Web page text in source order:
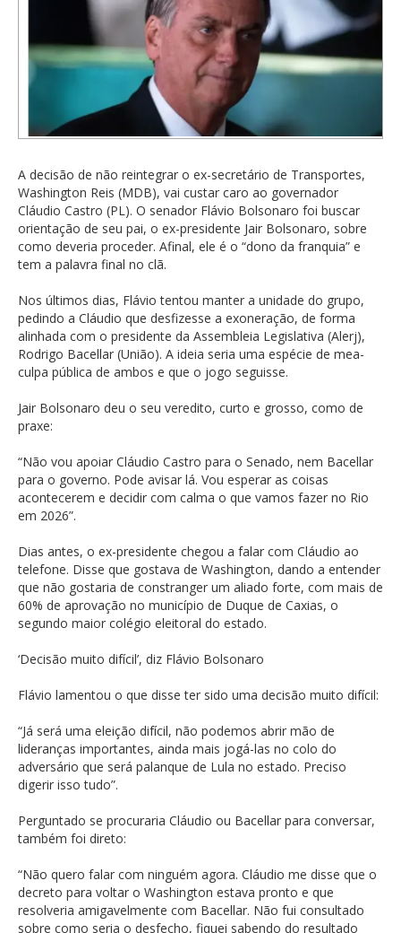
A decisão de não reintegrar o ex-secretário de Transportes,
Washington Reis (MDB), vai custar caro ao governador
Cláudio Castro (PL). O senador Flávio Bolsonaro foi buscar
orientação de seu pai, o ex-presidente Jair Bolsonaro, sobre
como deveria proceder. Afinal, ele é o “dono da franquia” e
tem a palavra final no clã.
Nos últimos dias, Flávio tentou manter a unidade do grupo,
pedindo a Cláudio que desfizesse a exoneração, de forma
alinhada com o presidente da Assembleia Legislativa (Alerj),
Rodrigo Bacellar (União). A ideia seria uma espécie de mea-
culpa pública de ambos e que o jogo seguisse.
Jair Bolsonaro deu o seu veredito, curto e grosso, como de
praxe:
“Não vou apoiar Cláudio Castro para o Senado, nem Bacellar
para o governo. Pode avisar lá. Vou esperar as coisas
acontecerem e decidir com calma o que vamos fazer no Rio
em 2026”.
Dias antes, o ex-presidente chegou a falar com Cláudio ao
telefone. Disse que gostava de Washington, dando a entender
que não gostaria de constranger um aliado forte, com mais de
60% de aprovação no município de Duque de Caxias, o
segundo maior colégio eleitoral do estado.
‘Decisão muito difícil’, diz Flávio Bolsonaro
Flávio lamentou o que disse ter sido uma decisão muito difícil:
“Já será uma eleição difícil, não podemos abrir mão de
lideranças importantes, ainda mais jogá-las no colo do
adversário que será palanque de Lula no estado. Preciso
digerir isso tudo”.
Perguntado se procuraria Cláudio ou Bacellar para conversar,
também foi direto:
“Não quero falar com ninguém agora. Cláudio me disse que o
decreto para voltar o Washington estava pronto e que
resolveria amigavelmente com Bacellar. Não fui consultado
sobre como seria o desfecho, fiquei sabendo do resultado